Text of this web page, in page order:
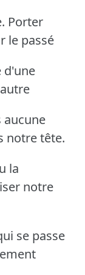
Porter
le passé
d'une
aucune
notre tête.
la
notre
se passe